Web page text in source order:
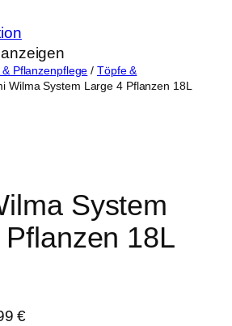
Pflanzenpflege /Töpfe &
Wilma System Large 4 Pflanzen 18L
System
18L
€A